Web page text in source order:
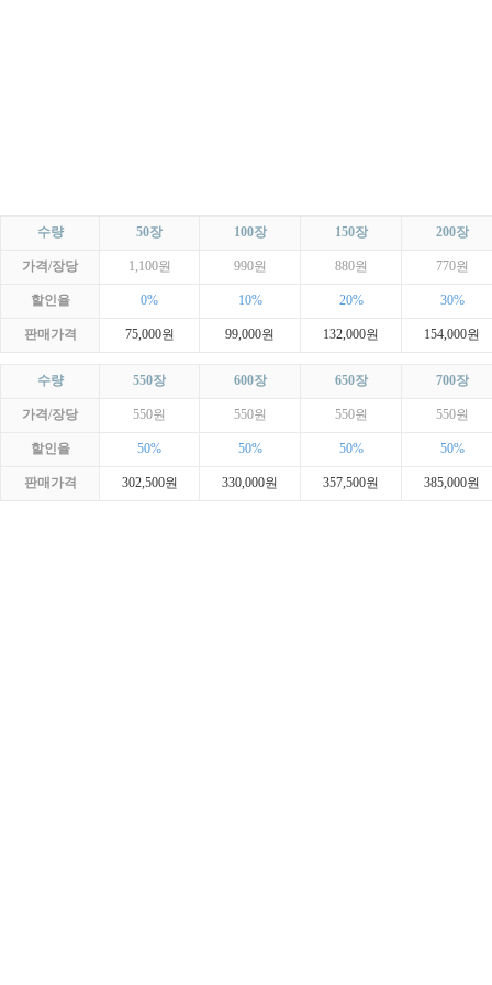
수량 50장 100장 150장 200장
가격/장당 1,100원 990원 880원 770원
할인율 0% 10% 20% 30%
판매가격 75,000원 99,000원 132,000원 154,000원
수량 550장 600장 650장 700장
가격/장당 550원 550원 550원 550원
할인율 50% 50% 50% 50%
판매가격 302,500원 330,000원 357,500원 385,000원